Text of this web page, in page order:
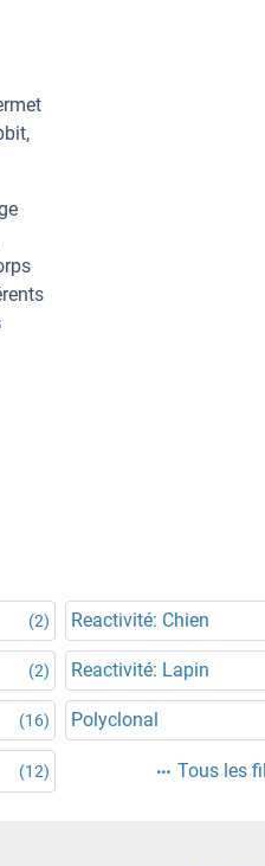
(2) Reactivité: Chien
(2) Reactivité: Lapin
(16) Polyclonal
(12) Tous les